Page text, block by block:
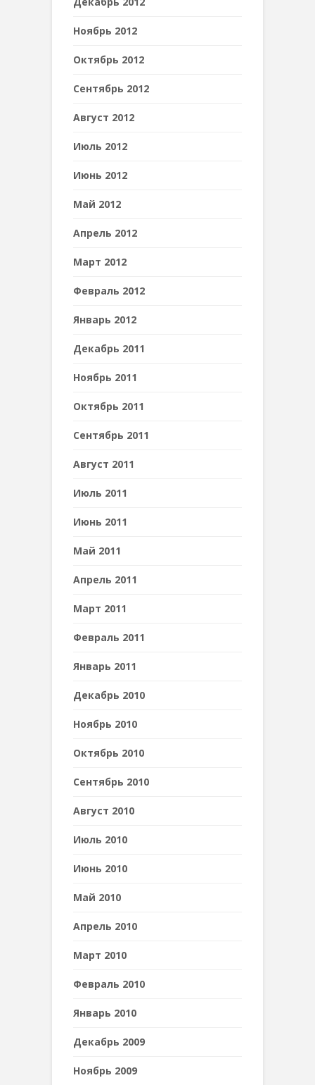
Ноябрь 2012
Октябрь 2012
Сентябрь 2012
Август 2012
Июль 2012
Июнь 2012
Май 2012
Апрель 2012
Март 2012
Февраль 2012
Январь 2012
Декабрь 2011
Ноябрь 2011
Октябрь 2011
Сентябрь 2011
Август 2011
Июль 2011
Июнь 2011
Май 2011
Апрель 2011
Март 2011
Февраль 2011
Январь 2011
Декабрь 2010
Ноябрь 2010
Октябрь 2010
Сентябрь 2010
Август 2010
Июль 2010
Июнь 2010
Май 2010
Апрель 2010
Март 2010
Февраль 2010
Январь 2010
Декабрь 2009
Ноябрь 2009